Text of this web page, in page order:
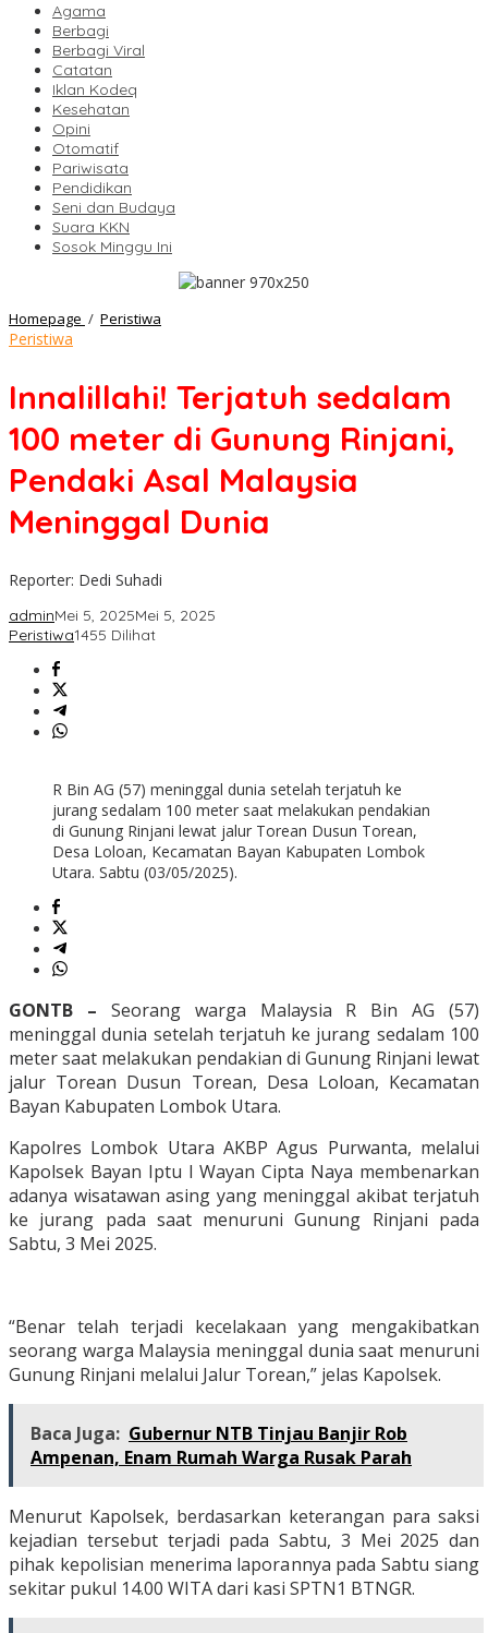
Agama
Berbagi
Berbagi Viral
Catatan
Iklan Kodeq
Kesehatan
Opini
Otomatif
Pariwisata
Pendidikan
Seni dan Budaya
Suara KKN
Sosok Minggu Ini
Homepage / Peristiwa
meter
di
Gunung
Rinjani,
Pendaki
Asal
Malaysia
Meninggal
Peristiwa
Innalillahi! Terjatuh sedalam
100 meter di Gunung Rinjani,
Pendaki Asal Malaysia
Meninggal Dunia
Reporter: Dedi Suhadi
adminMei 5, 2025Mei 5, 2025
Peristiwa1455 Dilihat
R Bin AG (57) meninggal dunia setelah terjatuh ke
jurang sedalam 100 meter saat melakukan pendakian
di Gunung Rinjani lewat jalur Torean Dusun Torean,
Desa Loloan, Kecamatan Bayan Kabupaten Lombok
Utara. Sabtu (03/05/2025).
GONTB – Seorang warga Malaysia R Bin AG (57)
meninggal dunia setelah terjatuh ke jurang sedalam 100
meter saat melakukan pendakian di Gunung Rinjani lewat
jalur Torean Dusun Torean, Desa Loloan, Kecamatan
Bayan Kabupaten Lombok Utara.
Kapolres Lombok Utara AKBP Agus Purwanta, melalui
Kapolsek Bayan Iptu I Wayan Cipta Naya membenarkan
adanya wisatawan asing yang meninggal akibat terjatuh
ke jurang pada saat menuruni Gunung Rinjani pada
Sabtu, 3 Mei 2025.
“Benar telah terjadi kecelakaan yang mengakibatkan
seorang warga Malaysia meninggal dunia saat menuruni
Gunung Rinjani melalui Jalur Torean,” jelas Kapolsek.
Baca Juga: Gubernur NTB Tinjau Banjir Rob
Ampenan, Enam Rumah Warga Rusak Parah
Menurut Kapolsek, berdasarkan keterangan para saksi
kejadian tersebut terjadi pada Sabtu, 3 Mei 2025 dan
pihak kepolisian menerima laporannya pada Sabtu siang
sekitar pukul 14.00 WITA dari kasi SPTN1 BTNGR.